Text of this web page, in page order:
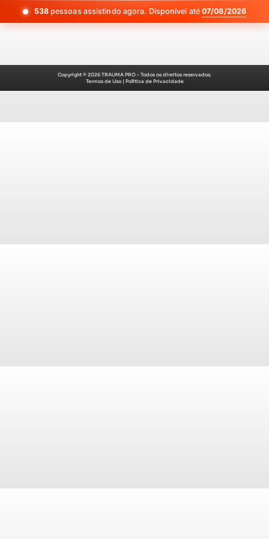
538pessoas assistindo agora. Disponível até07/08/2026
Copyright © 2026 TRAUMA PRO – Todos os direitos reservados.
Termos de Uso| Política de Privacidade